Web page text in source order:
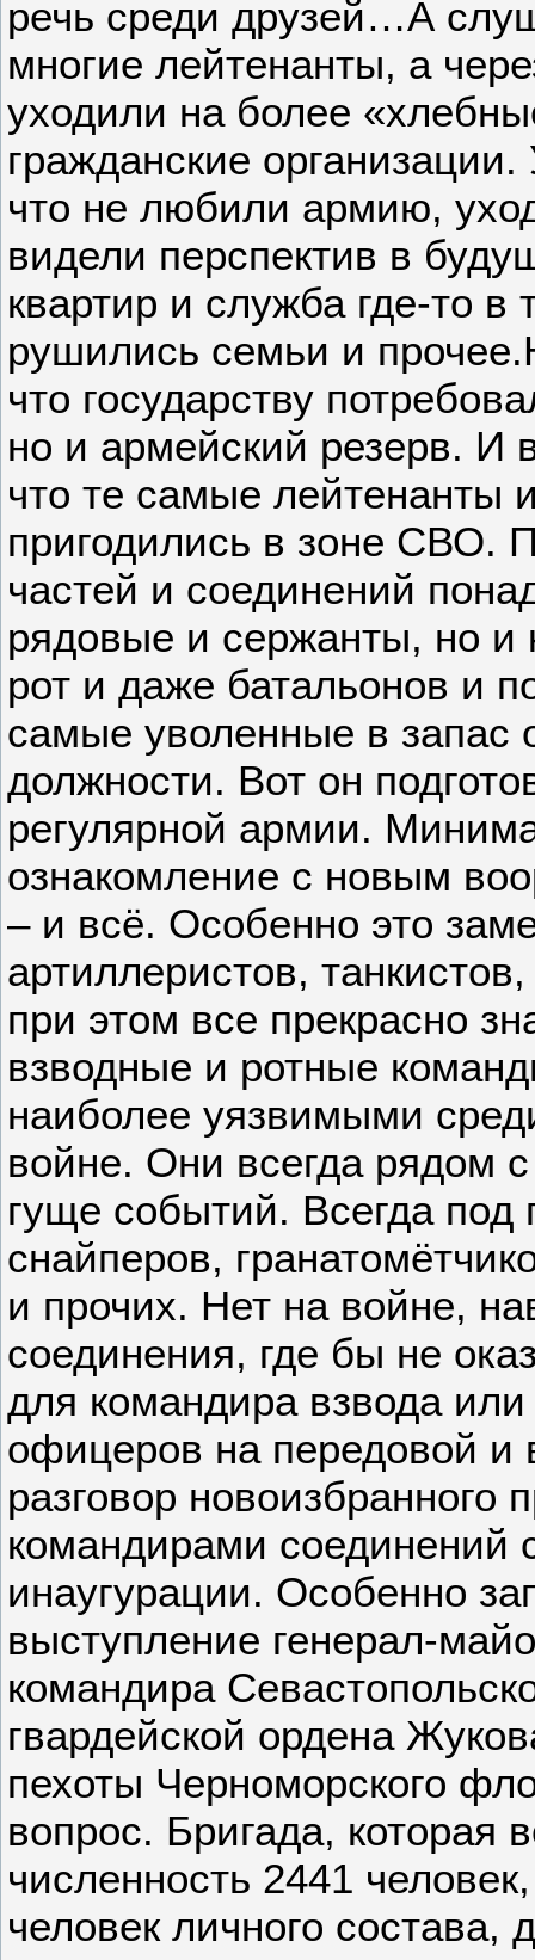
речь среди друзей…А
многие лейтенанты, а
уходили на более
гражданские
что не любили армию,
видели перспектив в
квартир и служба где-то в
рушились семьи и
что государству
но и армейский резерв. И
что те самые лейтенанты
пригодились в зоне СВО.
частей и соединений
рядовые и сержанты, но и
рот и даже батальонов и
самые уволенные в запас
должности. Вот он
регулярной армии.
ознакомление с новым
– и всё. Особенно это
артиллеристов,
при этом все прекрасно
взводные и ротные
наиболее уязвимыми
войне. Они всегда рядом
гуще событий. Всегда под
снайперов,
и прочих. Нет на войне,
соединения, где бы не
для командира взвода
офицеров на передовой и
разговор новоизбранного
командирами соединений
инаугурации. Особенно
выступление генерал-
командира
гвардейской ордена
пехоты Черноморского
вопрос. Бригада, которая
численность 2441
человек личного